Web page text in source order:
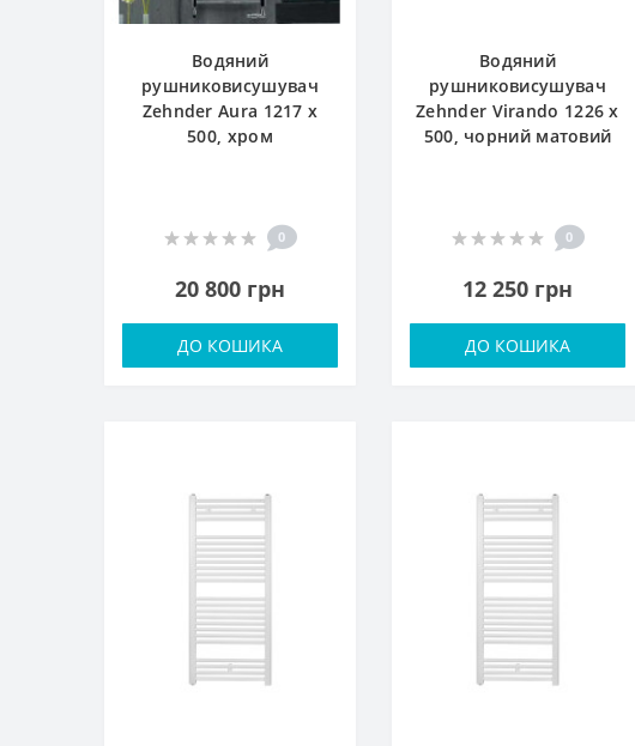
Водяний
рушниковисушувач
Zehnder Aura 1217 x
500, хром
0
20 800 грн
ДО КОШИКА
Водяний
рушниковисушувач
Zehnder Virando 1226 x
500, чорний матовий
0
12 250 грн
ДО КОШИКА